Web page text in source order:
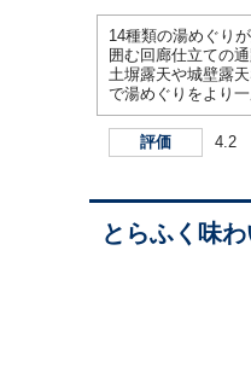
14種類の湯めぐり
囲む回廊仕立ての
土塀露天や城壁露
で湯めぐりをより
評価 4.2
とらふく味